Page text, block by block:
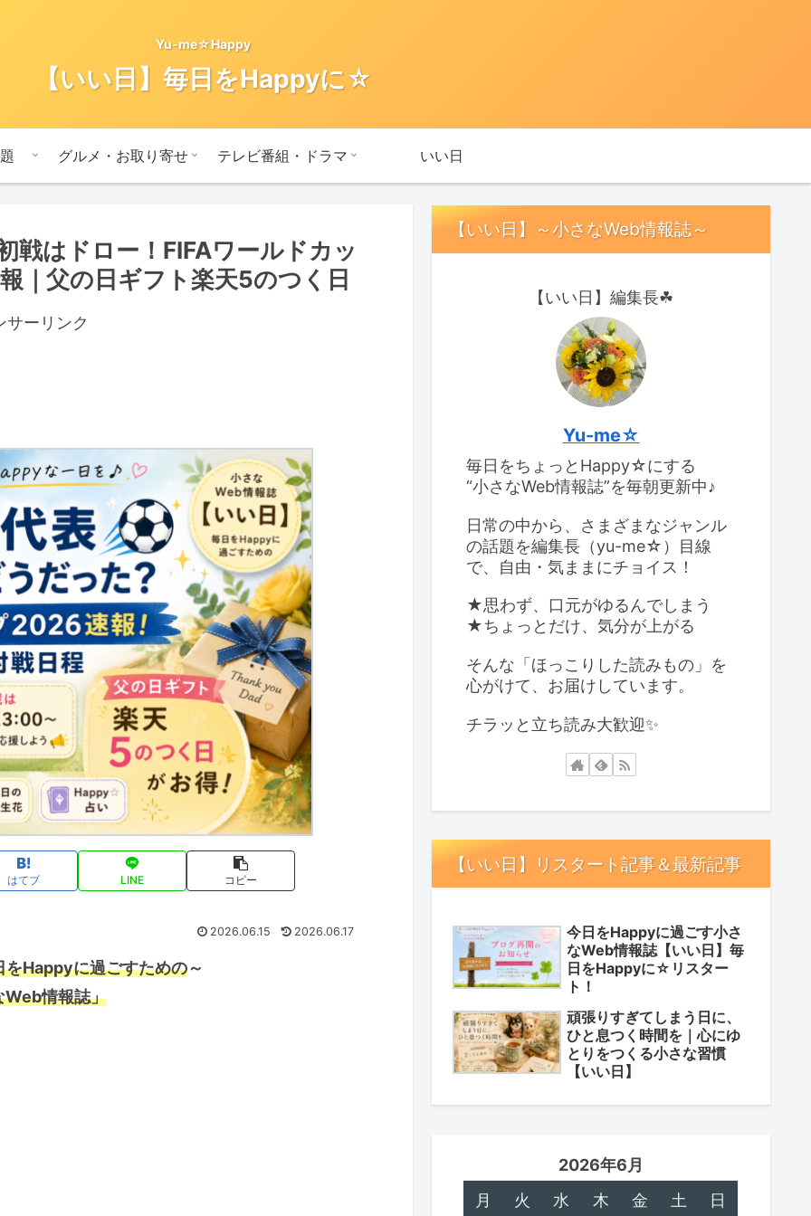
Yu-me☆Happy
【いい日】毎日をHappyに☆
グルメ・お取り寄せ テレビ番組・ドラマ いい日
戦はドロー！FIFAワールドカッ
｜父の日ギフト楽天5のつく日
サーリンク
はてブ LINE コピー
2026.06.15 2026.06.17
をHappyに過ごすための～
Web情報誌」
【いい日】～小さなWeb情報誌～
【いい日】編集長☘
Yu-me☆
毎日をちょっとHappy☆にする
“小さなWeb情報誌”を毎朝更新中♪
日常の中から、さまざまなジャンル
の話題を編集長（yu-me☆）目線
で、自由・気ままにチョイス！
★思わず、口元がゆるんでしまう
★ちょっとだけ、気分が上がる
そんな「ほっこりした読みもの」を
心がけて、お届けしています。
チラッと立ち読み大歓迎✨️
【いい日】リスタート記事＆最新記事
今日をHappyに過ごす小さ
なWeb情報誌【いい日】毎
日をHappyに☆リスター
ト！
頑張りすぎてしまう日に、
ひと息つく時間を｜心にゆ
とりをつくる小さな習慣
【いい日】
2026年6月
月
火 水 木 金 土 日